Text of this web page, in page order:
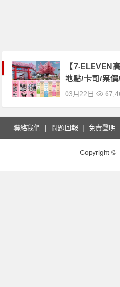
【7-ELEVEN
地點/卡司/票
登場！
03月22日
聯絡我們 問題回報 免責聲明
Copyright ©